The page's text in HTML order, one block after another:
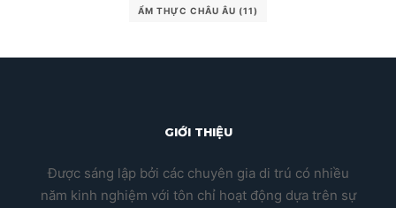
ẨM THỰC CHÂU ÂU (11)
GIỚI THIỆU
Được sáng lập bởi các chuyên gia di trú có nhiều
năm kinh nghiệm với tôn chỉ hoạt động dựa trên sự